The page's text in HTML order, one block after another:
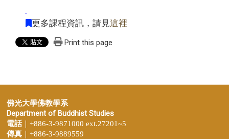
更多課程資訊，請見這裡
Print this page
佛光大學佛教學系
Department of Buddhist Studies
電話｜+886-3-9871000 ext.27201~5
傳真 ｜+886-3-9889559